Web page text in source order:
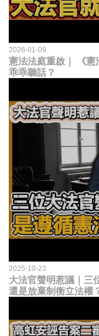
2026-01-09
憲法法庭重啟｜ 《
乖乖聽話？
2025-10-23
大法官聲明惹議｜三
還是放棄制衡立法權